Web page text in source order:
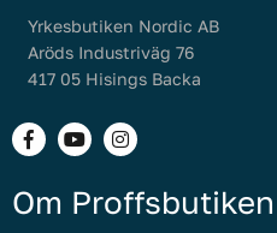
Yrkesbutiken Nordic AB
Aröds Industriväg 76
417 05 Hisings Backa
Om Proffsbutiken